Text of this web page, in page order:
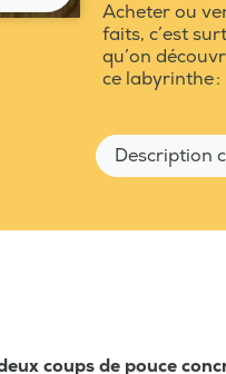
Acheter ou
faits, c’est
qu’on
ce labyrinthe :
Description
coups de pouce